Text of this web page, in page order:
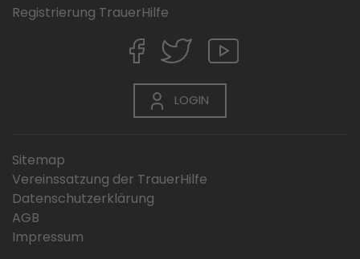
Registrierung TrauerHilfe
LOGIN
Sitemap
Vereinssatzung der TrauerHilfe
Datenschutzerklärung
AGB
Impressum